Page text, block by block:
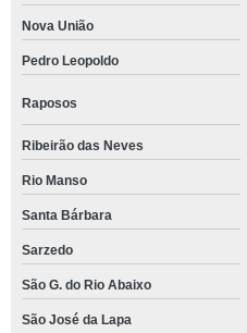
Nova União
Pedro Leopoldo
Raposos
Ribeirão das Neves
Rio Manso
Santa Bárbara
Sarzedo
São G. do Rio Abaixo
São José da Lapa